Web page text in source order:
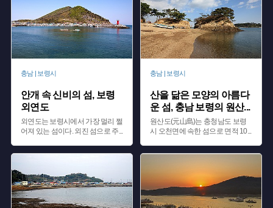
충남 | 보령시
안개 속 신비의 섬, 보령
외연도
외연도는 보령시에서 가장 멀리 쩔
어져 있는 섬이다. 외진 섬으로 주...
충남 | 보령시
산을 닮은 모양의 아름다
운 섬, 충남 보령의 원산...
원산도(元山島)는 충청남도 보령
시 오천면에 속한 섬으로 면적 10...